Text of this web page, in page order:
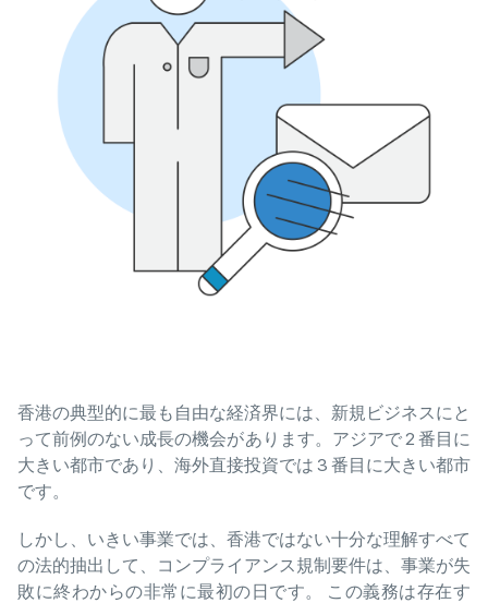
香港の典型的に最も自由な経済界には、新規ビジネスにと
って前例のない成長の機会があります。アジアで 2 番目に
大きい都市であり、海外直接投資では 3 番目に大きい都市
です。
しかし、いきい事業では、香港ではない十分な理解すべて
の法的抽出して、コンプライアンス規制要件は、事業が失
敗に終わからの非常に最初の日です。 この義務は存在す